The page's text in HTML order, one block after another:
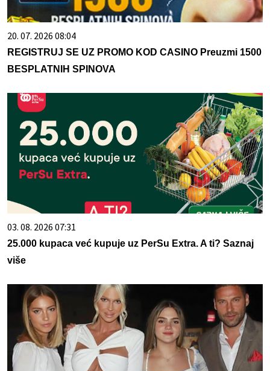
20. 07. 2026 08:04
REGISTRUJ SE UZ PROMO KOD CASINO Preuzmi 1500
BESPLATNIH SPINOVA
03. 08. 2026 07:31
25.000 kupaca već kupuje uz PerSu Extra. A ti? Saznaj
više